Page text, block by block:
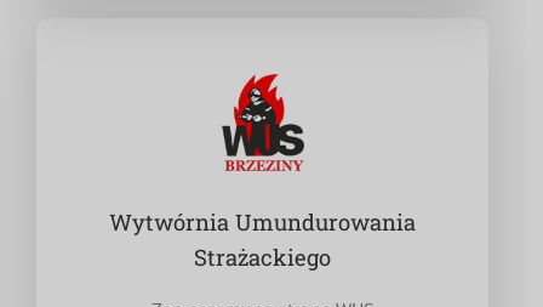
Wytwórnia Umundurowania
Strażackiego